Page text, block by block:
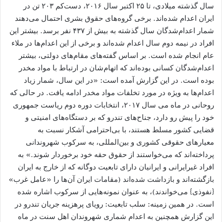
سال گذشته میلادی، تا ۲۵ اکتبر سال ۲۰۱۶، دست‌کم ۲۰۳ تن در
ایران اعدام شده‌اند. برخی‌ گروه‏‏‌های حقوق بشری احتمال می‌دهند
شمار اعدام‌شدگان سال گذشته به بیش از ۴۳۷ نفر برسد. بیشتر این
افراد در نیمه دوم سال اعدام شده‏‌اند و برخی از این اعدام‌ها در ملاء
عام انجام شده است. بر اساس گفته‌های مقام‌های دولتی، بیشتر
اعدام‌شدگان کسانی بوده‌اند که اتهام‌شان در ارتباط با مواد مخدر
بوده است. در این گزارش آمده است: «در این سال، شمار زیاد
اعدام‏‏‌ها به ویژه در مورد تخلفات مواد مخدر ادامه یافت. در حالی که
روحانی در ماه می سال ۲۰۱۷، انتخابات دوره دوم ریاست جمهوری
خود را پیش رو دارد، جناح‌‏‏های تندرو که بر دستگاه‏‏‌های امنیتی و
قضایی کشور مسلط هستند، با بی‌احترامی آشکار نسبت به
معیارهای حقوقی کشوری و بین‌المللی، به سرکوب شهروندانی
پرداخته‌اند که می‌‏خواستند از حقوق حقه خود برخوردار شوند.» به
افراد غیرایرانی و ایرانیان دارای تابعیت دو‌گانه که از خارج به ایران
بازگشته‌اند و بازداشت شده‌اند (مقامات ایران آن‌ها را «عامل غرب»
{نفوذی} می‏‌خواندند)، به عنوان نمونه‌هایی از سرکوب اشاره شده
است. در همین زمینه: سلب تابعیت: رویای پرهزینه جریان تندرو در
این گزارش همچنین به اعدام شماری شهروندان اهل سنت در ماه